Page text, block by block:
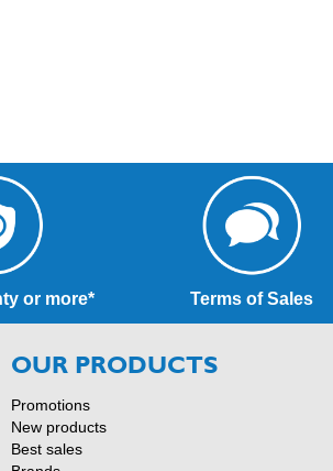
or more* Terms of Sales
OUR PRODUCTS
Promotions
New products
Best sales